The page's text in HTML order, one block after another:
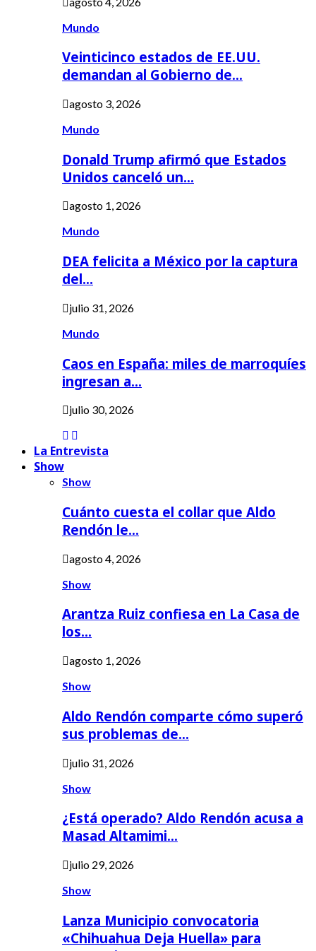
Mundo
Veinticinco estados de EE.UU.
demandan al Gobierno de…
agosto 3, 2026
Mundo
Donald Trump afirmó que Estados
Unidos canceló un…
agosto 1, 2026
Mundo
DEA felicita a México por la captura
del…
julio 31, 2026
Mundo
Caos en España: miles de marroquíes
ingresan a…
julio 30, 2026
La Entrevista
Show
Show
Cuánto cuesta el collar que Aldo
Rendón le…
agosto 4, 2026
Show
Arantza Ruiz confiesa en La Casa de
los…
agosto 1, 2026
Show
Aldo Rendón comparte cómo superó
sus problemas de…
julio 31, 2026
Show
¿Está operado? Aldo Rendón acusa a
Masad Altamimi…
julio 29, 2026
Show
Lanza Municipio convocatoria
«Chihuahua Deja Huella» para